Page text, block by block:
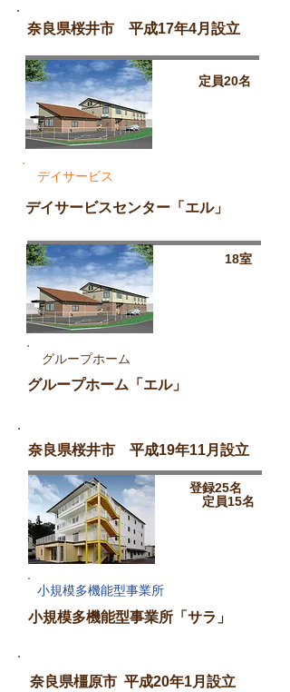
奈良県桜井市 平成17年4月設立
定員20名
デイサービス
デイサービスセンター「エル」
18室
グループホーム
グループホーム「エル」
奈良県桜井市 平成19年11月設立
登録25名
定員15名
小規模多機能型事業所
小規模多機能型事業所「サラ」
奈良県橿原市 平成20年1月設立